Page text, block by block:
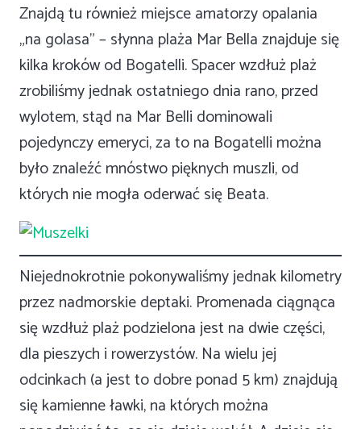
Znajdą tu również miejsce amatorzy opalania
„na golasa” – słynna plaża Mar Bella znajduje się
kilka kroków od Bogatelli. Spacer wzdłuż plaż
zrobiliśmy jednak ostatniego dnia rano, przed
wylotem, stąd na Mar Belli dominowali
pojedynczy emeryci, za to na Bogatelli można
było znaleźć mnóstwo pięknych muszli, od
których nie mogła oderwać się Beata.
Niejednokrotnie pokonywaliśmy jednak kilometry
przez nadmorskie deptaki. Promenada ciągnąca
się wzdłuż plaż podzielona jest na dwie części,
dla pieszych i rowerzystów. Na wielu jej
odcinkach (a jest to dobre ponad 5 km) znajdują
się kamienne ławki, na których można